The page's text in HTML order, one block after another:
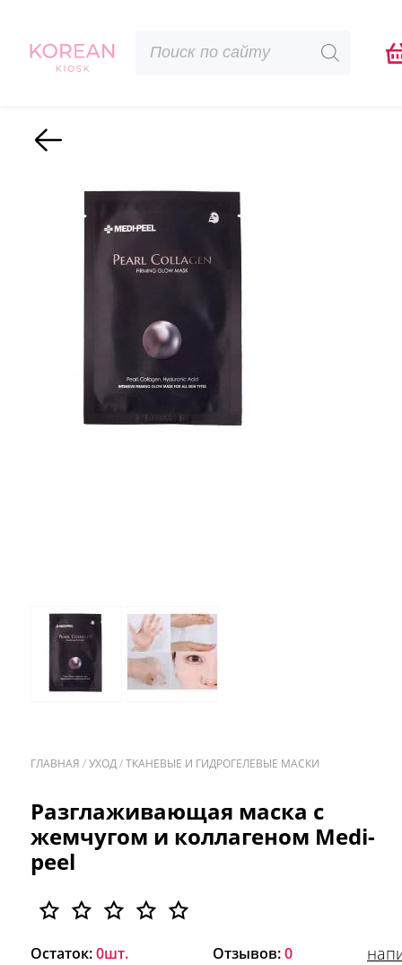
товаров
Назад
ГЛАВНАЯ /УХОД/ТКАНЕВЫЕ И ГИДРОГЕЛЕВЫЕ МАСКИ
Разглаживающая маска с
жемчугом и коллагеном Medi-
peel
Остаток:0шт. Отзывов: 0